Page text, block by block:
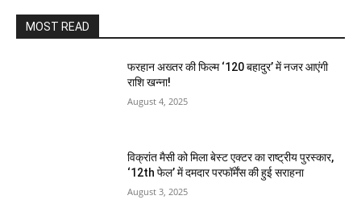
MOST READ
फरहान अख्तर की फिल्म ‘120 बहादुर’ में नजर आएंगी
राशि खन्ना!
August 4, 2025
विक्रांत मैसी को मिला बेस्ट एक्टर का राष्ट्रीय पुरस्कार,
‘12th फेल’ में दमदार परफॉर्मेंस की हुई सराहना
August 3, 2025